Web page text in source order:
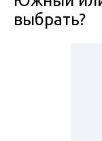
выбрать?